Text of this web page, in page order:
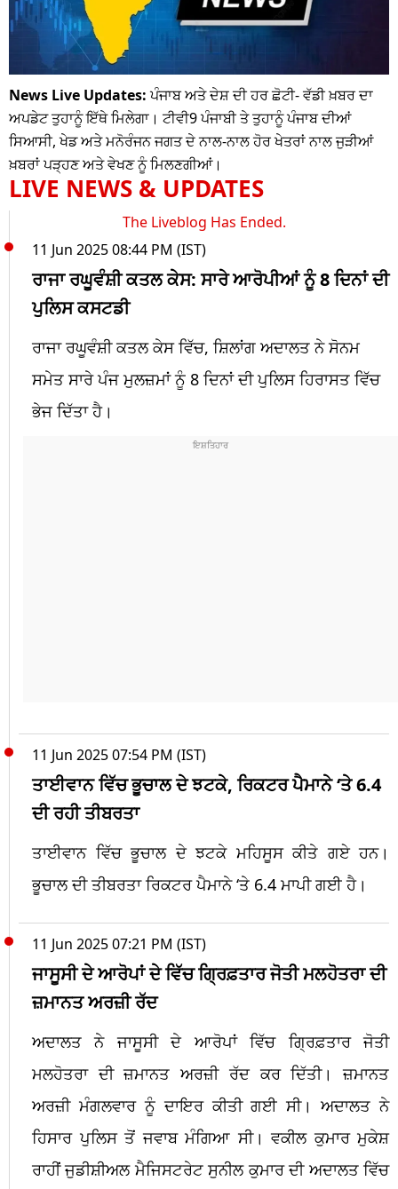
News Live Updates:ਪੰਜਾਬ ਅਤੇ ਦੇਸ਼ ਦੀ ਹਰ ਛੋਟੀ- ਵੱਡੀ ਖ਼ਬਰ ਦਾ
ਅਪਡੇਟ ਤੁਹਾਨੂੰ ਇੱਥੇ ਮਿਲੇਗਾ। ਟੀਵੀ9 ਪੰਜਾਬੀ ਤੇ ਤੁਹਾਨੂੰ ਪੰਜਾਬ ਦੀਆਂ
ਸਿਆਸੀ, ਖੇਡ ਅਤੇ ਮਨੋਰੰਜਨ ਜਗਤ ਦੇ ਨਾਲ-ਨਾਲ ਹੋਰ ਖੇਤਰਾਂ ਨਾਲ ਜੁੜੀਆਂ
ਖ਼ਬਰਾਂ ਪੜ੍ਹਣ ਅਤੇ ਵੇਖਣ ਨੂੰ ਮਿਲਣਗੀਆਂ।
LIVE NEWS & UPDATES
The Liveblog Has Ended.
11 Jun 2025 08:44 PM (IST)
ਰਾਜਾ ਰਘੂਵੰਸ਼ੀ ਕਤਲ ਕੇਸ: ਸਾਰੇ ਆਰੋਪੀਆਂ ਨੂੰ 8 ਦਿਨਾਂ ਦੀ
ਪੁਲਿਸ ਕਸਟਡੀ
ਰਾਜਾ ਰਘੂਵੰਸ਼ੀ ਕਤਲ ਕੇਸ ਵਿੱਚ, ਸ਼ਿਲਾਂਗ ਅਦਾਲਤ ਨੇ ਸੋਨਮ
ਸਮੇਤ ਸਾਰੇ ਪੰਜ ਮੁਲਜ਼ਮਾਂ ਨੂੰ 8 ਦਿਨਾਂ ਦੀ ਪੁਲਿਸ ਹਿਰਾਸਤ ਵਿੱਚ
ਭੇਜ ਦਿੱਤਾ ਹੈ।
11 Jun 2025 07:54 PM (IST)
ਤਾਈਵਾਨ ਵਿੱਚ ਭੂਚਾਲ ਦੇ ਝਟਕੇ, ਰਿਕਟਰ ਪੈਮਾਨੇ ‘ਤੇ 6.4
ਦੀ ਰਹੀ ਤੀਬਰਤਾ
ਤਾਈਵਾਨ ਵਿੱਚ ਭੂਚਾਲ ਦੇ ਝਟਕੇ ਮਹਿਸੂਸ ਕੀਤੇ ਗਏ ਹਨ।
ਭੂਚਾਲ ਦੀ ਤੀਬਰਤਾ ਰਿਕਟਰ ਪੈਮਾਨੇ ‘ਤੇ 6.4 ਮਾਪੀ ਗਈ ਹੈ।
11 Jun 2025 07:21 PM (IST)
ਜਾਸੂਸੀ ਦੇ ਆਰੋਪਾਂ ਦੇ ਵਿੱਚ ਗ੍ਰਿਫ਼ਤਾਰ ਜੋਤੀ ਮਲਹੋਤਰਾ ਦੀ
ਜ਼ਮਾਨਤ ਅਰਜ਼ੀ ਰੱਦ
ਅਦਾਲਤ ਨੇ ਜਾਸੂਸੀ ਦੇ ਆਰੋਪਾਂ ਵਿੱਚ ਗ੍ਰਿਫ਼ਤਾਰ ਜੋਤੀ
ਮਲਹੋਤਰਾ ਦੀ ਜ਼ਮਾਨਤ ਅਰਜ਼ੀ ਰੱਦ ਕਰ ਦਿੱਤੀ। ਜ਼ਮਾਨਤ
ਅਰਜ਼ੀ ਮੰਗਲਵਾਰ ਨੂੰ ਦਾਇਰ ਕੀਤੀ ਗਈ ਸੀ। ਅਦਾਲਤ ਨੇ
ਹਿਸਾਰ ਪੁਲਿਸ ਤੋਂ ਜਵਾਬ ਮੰਗਿਆ ਸੀ। ਵਕੀਲ ਕੁਮਾਰ ਮੁਕੇਸ਼
ਰਾਹੀਂ ਜੁਡੀਸ਼ੀਅਲ ਮੈਜਿਸਟਰੇਟ ਸੁਨੀਲ ਕੁਮਾਰ ਦੀ ਅਦਾਲਤ ਵਿੱਚ